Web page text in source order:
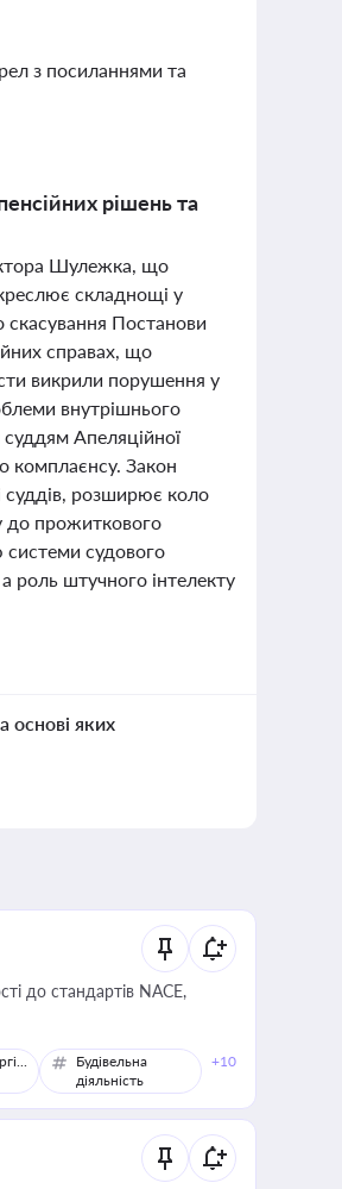
з посиланнями та
рішень та
Шулежка, що
складнощі у
скасування Постанови
справах, що
викрили порушення у
внутрішнього
Апеляційної
комплаєнсу. Закон
суддів, розширює коло
до прожиткового
системи судового
роль штучного інтелекту
основі яких
до стандартів NACE,
Торгівля
Будівельна
діяльність
+10